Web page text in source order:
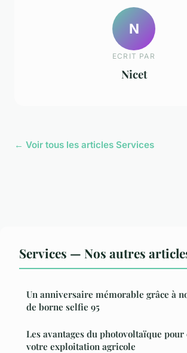
N
ECRIT PAR
Nicet
← Voir tous les articles Services
Services — Nos autres
Un anniversaire mémorable grâce à
de borne selfie 95
Les avantages du photovoltaïque
votre exploitation agricole